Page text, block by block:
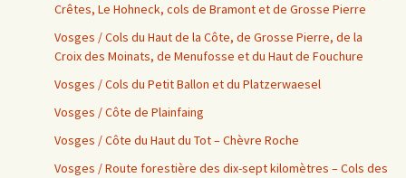
Crêtes, Le Hohneck, cols de Bramont et de Grosse Pierre
Vosges / Cols du Haut de la Côte, de Grosse Pierre, de la
Croix des Moinats, de Menufosse et du Haut de Fouchure
Vosges / Cols du Petit Ballon et du Platzerwaesel
Vosges / Côte de Plainfaing
Vosges / Côte du Haut du Tot – Chèvre Roche
Vosges / Route forestière des dix-sept kilomètres – Cols des